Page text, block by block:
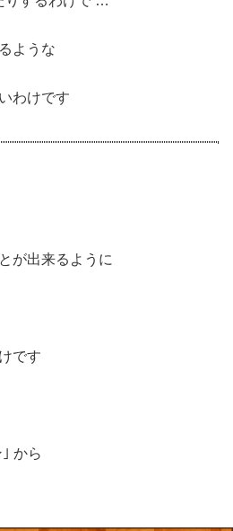
ような
わけです
が出来るように
です
から